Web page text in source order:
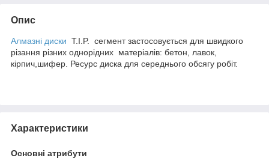
Опис
Алмазні диски T.I.P. сегмент застосовується для швидкого
різання різних однорідних матеріалів: бетон, лавок,
кірпич,шифер. Ресурс диска для середнього обсягу робіт.
Характеристики
Основні атрибути